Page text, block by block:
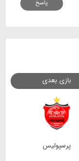
پاسخ
بازی بعدی
پرسپولیس